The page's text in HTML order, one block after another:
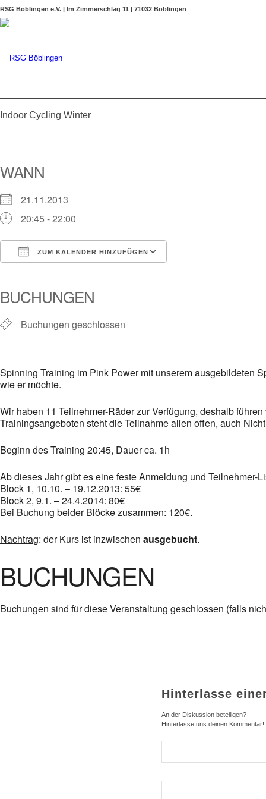
RSG Böblingen e.V. | Im Zimmerschlag 11 | 71032 Böblingen
Indoor Cycling Winter
WANN
21.11.2013
20:45 - 22:00
ZUM KALENDER HINZUFÜGEN
BUCHUNGEN
Buchungen geschlossen
Spinning Training im Pink Power mit unserem ausgebildeten
wie er möchte.
Wir haben 11 Teilnehmer-Räder zur Verfügung, deshalb
Trainingsangeboten steht die Teilnahme allen offen, auch
Beginn des Training 20:45, Dauer ca. 1h
Ab dieses Jahr gibt es eine feste Anmeldung und Teilnehmer-
Block 1, 10.10. – 19.12.2013: 55€
Block 2, 9.1. – 24.4.2014: 80€
Bei Buchung beider Blöcke zusammen: 120€.
Nachtrag: der Kurs ist inzwischen ausgebucht.
BUCHUNGEN
Buchungen sind für diese Veranstaltung geschlossen (falls
Hinterlasse
An der Diskussion beteiligen?
Hinterlasse uns deinen Kommentar!